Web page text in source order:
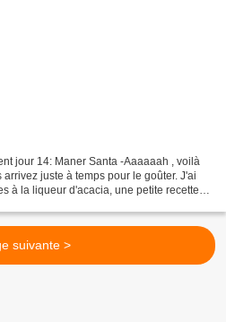
jour 14: Maner Santa -Aaaaaah , voilà
juste à temps pour le goûter. J'ai
à la liqueur d'acacia, une petite recette
suivante >